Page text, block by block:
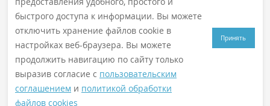
Смотреть все →
Смотреть все →
© 2026VIGO. Все права защищены
Политика конфиденциальности
Принять
быстрого доступа к информации. Вы можете
отключить хранение файлов cookie в
настройках веб-браузера. Вы можете
продолжить навигацию по сайту только
выразив согласие с пользовательским
соглашением и политикой обработки
файлов cookies